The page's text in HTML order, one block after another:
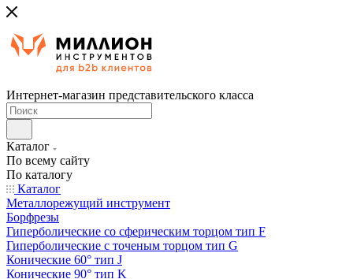
Интернет-магазин представительского класса
Каталог
По всему сайту
По каталогу
Каталог
Металлорежущий инструмент
Борфрезы
Гиперболические cо сферическим торцом тип F
Гиперболические с точеным торцом тип G
Конические 60° тип J
Конические 90° тип K